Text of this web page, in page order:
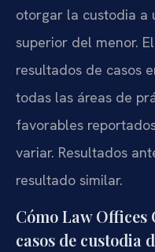
otorgar la custodia a
superior del menor.
resultados de casos
todas las áreas de
favorables
variar. Resultados
resultado similar.
Cómo Law Offices
casos de custodia